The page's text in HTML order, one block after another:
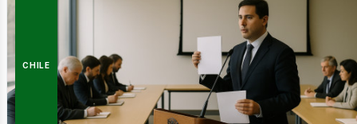
CHILE